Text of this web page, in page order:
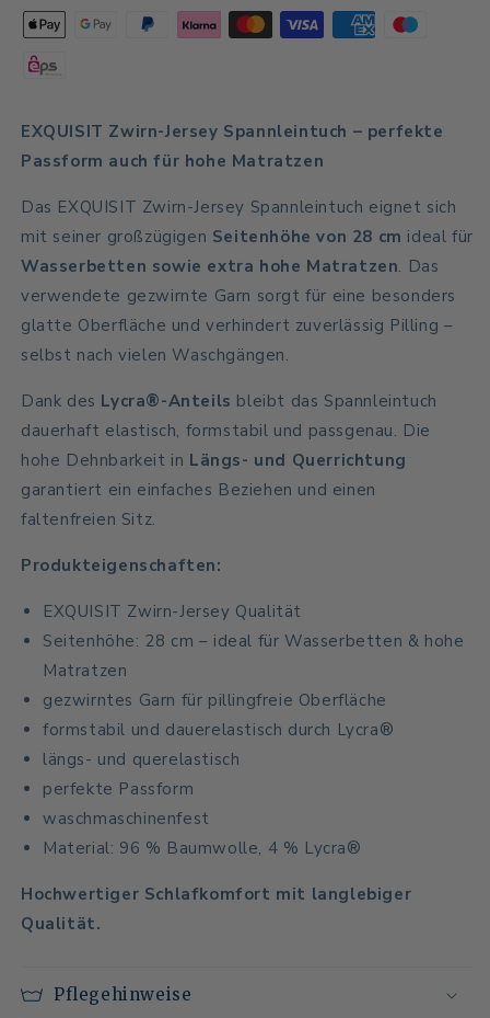
Zwirn
-
Zwirn
EXQUISIT Zwirn-Jersey Spannleintuch – perfekte
Passform auch für hohe Matratzen
Das EXQUISIT Zwirn-Jersey Spannleintuch eignet sich
mit seiner großzügigen Seitenhöhe von 28 cm ideal für
Wasserbetten sowie extra hohe Matratzen. Das
verwendete gezwirnte Garn sorgt für eine besonders
glatte Oberfläche und verhindert zuverlässig Pilling –
selbst nach vielen Waschgängen.
Dank des Lycra®-Anteils bleibt das Spannleintuch
dauerhaft elastisch, formstabil und passgenau. Die
hohe Dehnbarkeit in Längs- und Querrichtung
garantiert ein einfaches Beziehen und einen
faltenfreien Sitz.
Produkteigenschaften:
EXQUISIT Zwirn-Jersey Qualität
Seitenhöhe: 28 cm – ideal für Wasserbetten & hohe
Matratzen
gezwirntes Garn für pillingfreie Oberfläche
formstabil und dauerelastisch durch Lycra®
längs- und querelastisch
perfekte Passform
waschmaschinenfest
Material: 96 % Baumwolle, 4 % Lycra®
Hochwertiger Schlafkomfort mit langlebiger
Qualität.
Pflegehinweise